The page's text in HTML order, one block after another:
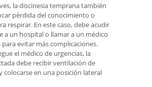
la discinesia temprana también
pérdida del conocimiento o
respirar. En este caso, debe acudir
a un hospital o llamar a un médico
para evitar más complicaciones.
el médico de urgencias, la
debe recibir ventilación de
colocarse en una posición lateral